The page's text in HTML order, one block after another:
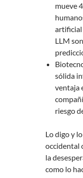
mueve
artificial
LLM
sólida
ventaja
riesgo
Lo digo y
occidental
la
como lo